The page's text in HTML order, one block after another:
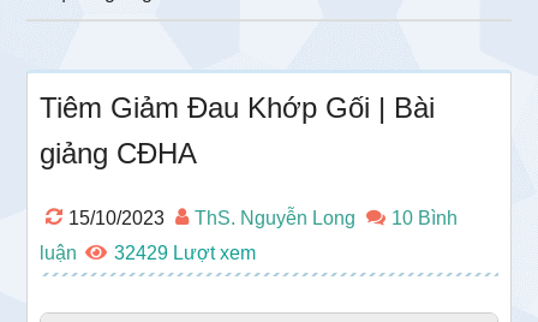
Tiêm Giảm Đau Khớp Gối | Bài
giảng CĐHA
15/10/2023 ThS. Nguyễn Long
10 Bình
luận
32429